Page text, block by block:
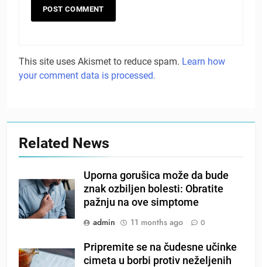
This site uses Akismet to reduce spam. Learn how
your comment data is processed.
Related News
Uporna gorušica može da bude
znak ozbiljen bolesti: Obratite
pažnju na ove simptome
admin
11 months ago 0
Pripremite se na čudesne učinke
cimeta u borbi protiv neželjenih